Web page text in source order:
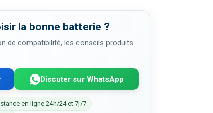
la bonne batterie ?
de compatibilité, les conseils produits
Discuter sur WhatsApp
en ligne 24h/24 et 7j/7